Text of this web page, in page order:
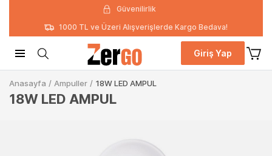
Güvenilirlik
1000 TL ve Üzeri Alışverişlerde Kargo Bedava!
Giriş Yap
Anasayfa / Ampuller / 18W LED AMPUL
18W LED AMPUL